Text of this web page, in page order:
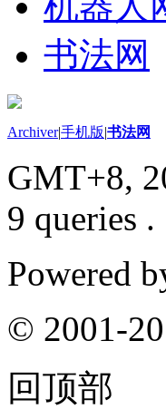
书法网
Archiver|手机版|书法网
GMT+8,
9 queries .
Powered
© 2001-
回顶部